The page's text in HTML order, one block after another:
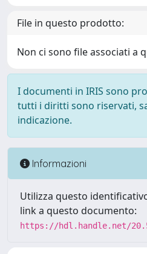
File in questo prodotto:
Non ci sono file associati a
I documenti in IRIS sono
tutti i diritti sono riservati,
indicazione.
Informazioni
Utilizza questo
link a questo documento:
https://hdl.handle.net/